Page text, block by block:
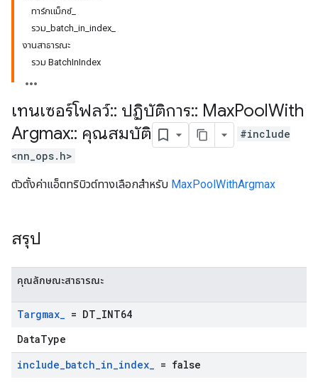
ทาร์กแม็กซ์_
รวม_batch_in_index_
งานสาธารณะ
รวม BatchInIndex
เทนเซอร์โฟลว์:: ปฏิบัติการ:: MaxPoolWith
Argmax:: คุณสมบัติ
#include
<nn_ops.h>
ตัวตั้งค่าแอ็ตทริบิวต์ทางเลือกสำหรับ MaxPoolWithArgmax
สรุป
คุณลักษณะสาธารณะ
Targmax_ = DT INT64
DataType
include_batch_in_index_ = false